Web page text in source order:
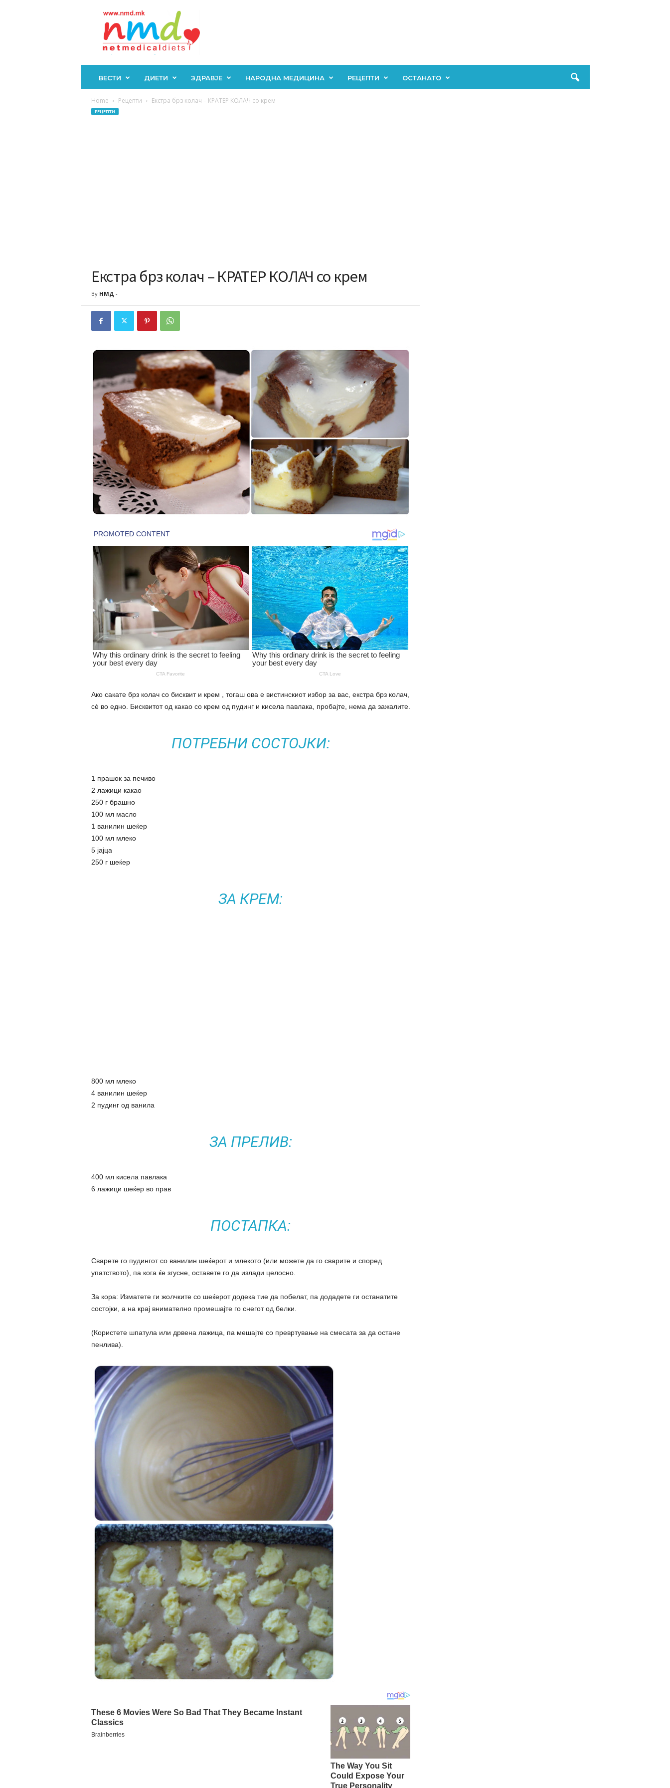
ВЕСТИ ДИЕТИ ЗДРАВЈЕ НАРОДНА МЕДИЦИНА РЕЦЕПТИ ОСТАНАТО
Home Рецепти Екстра брз колач – КРАТЕР КОЛАЧ со крем
РЕЦЕПТИ
Екстра брз колач – КРАТЕР КОЛАЧ со крем
By НМД -
Ако сакате брз колач со бисквит и крем , тогаш ова е вистинскиот избор за вас, екстра брз колач,
сè во едно. Бисквитот од какао со крем од пудинг и кисела павлака, пробајте, нема да зажалите.
ПОТРЕБНИ СОСТОЈКИ:
1 прашок за печиво
2 лажици какао
250 г брашно
100 мл масло
1 ванилин шеќер
100 мл млеко
5 јајца
250 г шеќер
ЗА КРЕМ:
800 мл млеко
4 ванилин шеќер
2 пудинг од ванила
ЗА ПРЕЛИВ:
400 мл кисела павлака
6 лажици шеќер во прав
ПОСТАПКА:
Сварете го пудингот со ванилин шеќерот и млекото (или можете да го сварите и според
упатството), па кога ќе згусне, оставете го да излади целосно.
За кора: Изматете ги жолчките со шеќерот додека тие да побелат, па додадете ги останатите
состојки, а на крај внимателно промешајте го снегот од белки.
(Користете шпатула или дрвена лажица, па мешајте со превртување на смесата за да остане
пенлива).